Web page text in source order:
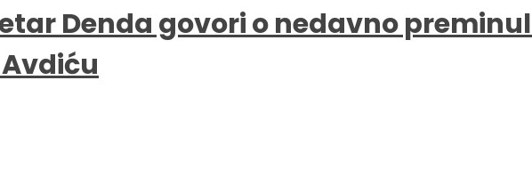
Denda govori o nedavno